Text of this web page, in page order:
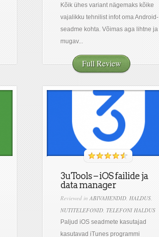
Kõik ühes variant nägemaks kõike
vajalikku tehnilist infot oma Android-
seadme kohta. Võimas aga lihtne ja
mugav...
Full Review
3uTools – iOS failide ja
data manager
Reviewed in ABIVAHENDID, HALDUS,
NUTITELEFONID, TELEFONI HALDUS
Paljud iOS seadmete kasutajad
kasutavad iTunes programmi